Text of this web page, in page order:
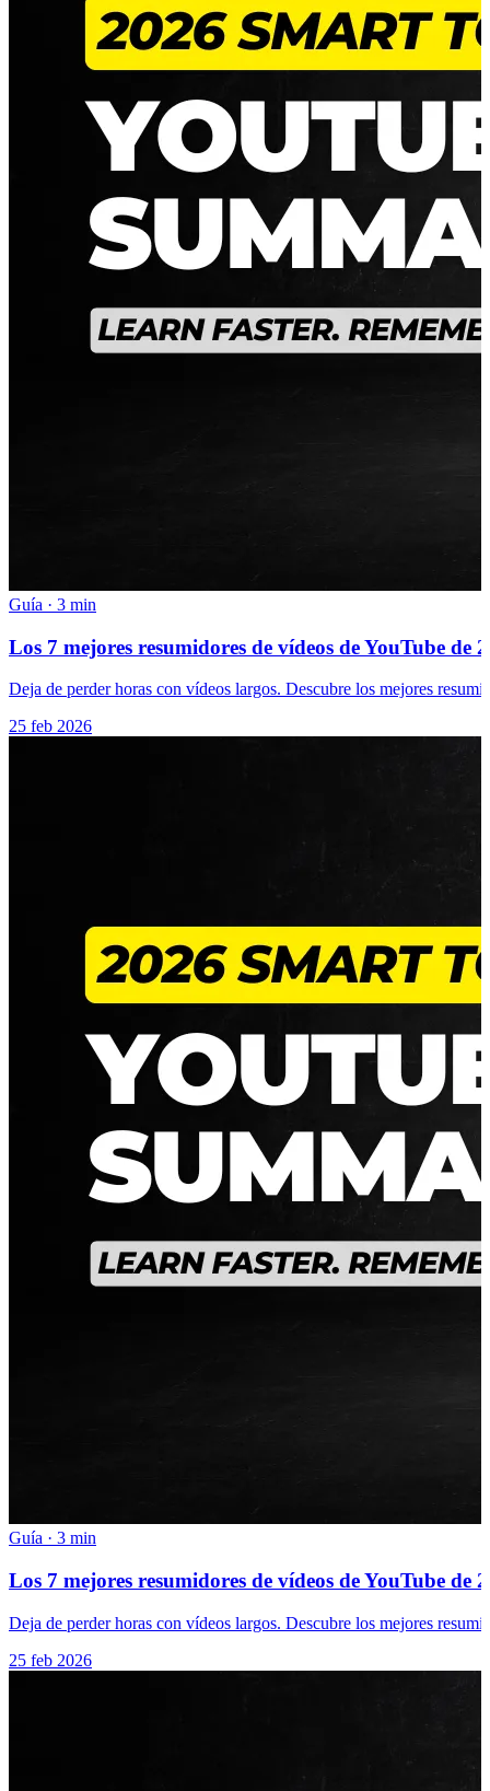
Guía · 3 min
Los 7 mejores resumidores de vídeos de YouTube de
Deja de perder horas con vídeos largos. Descubre los mejores
25 feb 2026
Guía · 3 min
Los 7 mejores resumidores de vídeos de YouTube de
Deja de perder horas con vídeos largos. Descubre los mejores
25 feb 2026